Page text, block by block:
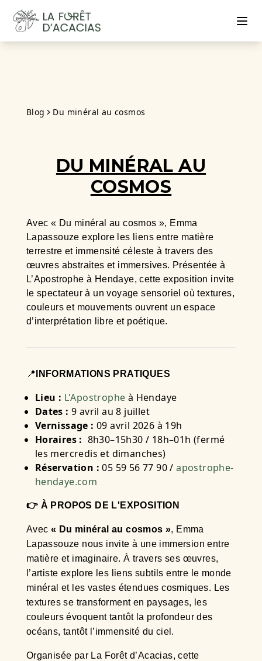
Blog Du minéral au cosmos
DU MINÉRAL AU
COSMOS
Avec « Du minéral au cosmos », Emma
Lapassouze explore les liens entre matière
terrestre et immensité céleste à travers des
œuvres abstraites et immersives. Présentée à
L’Apostrophe à Hendaye, cette exposition invite
le spectateur à un voyage sensoriel où textures,
couleurs et mouvements ouvrent un espace
d’interprétation libre et poétique.
📍 INFORMATIONS PRATIQUES
Lieu : L'Apostrophe à Hendaye
Dates : 9 avril au 8 juillet
Vernissage : 09 avril 2026 à 19h
Horaires : 8h30–15h30 / 18h–01h (fermé
les mercredis et dimanches)
Réservation :05 59 56 77 90 /apostrophe-
hendaye.com
👉 À PROPOS DE L'EXPOSITION
Avec « Du minéral au cosmos », Emma
Lapassouze nous invite à une immersion entre
matière et imaginaire. À travers ses œuvres,
l’artiste explore les liens subtils entre le monde
minéral et les vastes étendues cosmiques. Les
textures se transforment en paysages, les
couleurs évoquent tantôt la profondeur des
océans, tantôt l’immensité du ciel.
Organisée par La Forêt d’Acacias, cette